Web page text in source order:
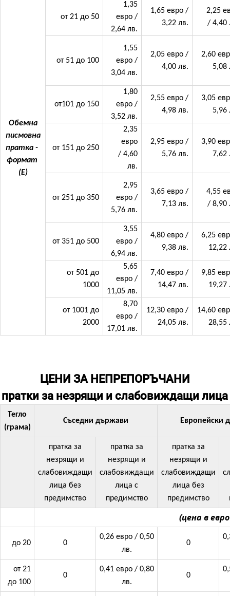
Обемна
писмовна
пратка -
формат
(Е)
от 21 до 50
1,35
евро /
2,64 лв.
1,65 евро /
3,22 лв.
2,25
/ 4,40
от 51 до 100
1,55
евро /
3,04 лв.
2,05 евро /
4,00 лв.
2,60
5,08
от101 до 150
1,80
евро /
3,52 лв.
2,55 евро /
4,98 лв.
3,05
5,96
от 151 до 250
2,35
евро
/ 4,60
лв.
2,95 евро /
5,76 лв.
3,90
7,62
от 251 до 350
2,95
евро /
5,76 лв.
3,65 евро /
7,13 лв.
4,55
/ 8,90
от 351 до 500
3,55
евро /
6,94 лв.
4,80 евро /
9,38 лв.
6,25
12,22
от 501 до
1000
5,65
евро /
11,05 лв.
7,40 евро /
14,47 лв.
9,85
19,27
от 1001 до
2000
8,70
евро /
17,01 лв.
12,30 евро /
24,05 лв.
14,60
28,55
ЦЕНИ ЗА НЕПРЕПОРЪЧАНИ
пратки за незрящи и слабовиждащи лица
Тегло
(грама)
Съседни държави Европейски
пратка за
незрящи и
слабовиждащи
лица без
предимство
пратка за
незрящи и
слабовиждащи
лица с
предимство
пратка за
незрящи и
слабовиждащи
лица без
предимство
(цена в
до 20 0
0,26 евро / 0,50
лв.
0
от 21
до 100
0
0,41 евро / 0,80
лв.
0